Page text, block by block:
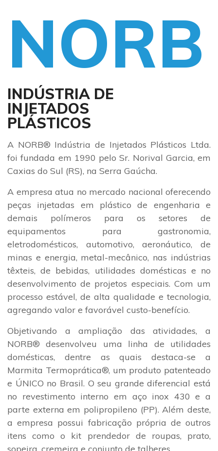
NORB
INDÚSTRIA DE
INJETADOS
PLÁSTICOS
A NORB® Indústria de Injetados Plásticos Ltda.
foi fundada em 1990 pelo Sr. Norival Garcia, em
Caxias do Sul (RS), na Serra Gaúcha.
A empresa atua no mercado nacional oferecendo
peças injetadas em plástico de engenharia e
demais polímeros para os setores de
equipamentos para gastronomia,
eletrodomésticos, automotivo, aeronáutico, de
minas e energia, metal-mecânico, nas indústrias
têxteis, de bebidas, utilidades domésticas e no
desenvolvimento de projetos especiais. Com um
processo estável, de alta qualidade e tecnologia,
agregando valor e favorável custo-benefício.
Objetivando a ampliação das atividades, a
NORB® desenvolveu uma linha de utilidades
domésticas, dentre as quais destaca-se a
Marmita Termoprática®, um produto patenteado
e ÚNICO no Brasil. O seu grande diferencial está
no revestimento interno em aço inox 430 e a
parte externa em polipropileno (PP). Além deste,
a empresa possui fabricação própria de outros
itens como o kit prendedor de roupas, prato,
sopeira, cremeira e conjunto de talheres.